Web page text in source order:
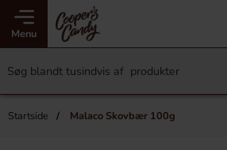
Menu
Startside Malaco Skovbær 100g